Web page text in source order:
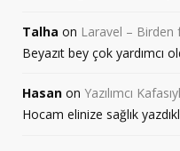
Talha on Laravel – Birden
Beyazıt bey çok yardımcı
Hasan on Yazılımcı
Hocam elinize sağlık